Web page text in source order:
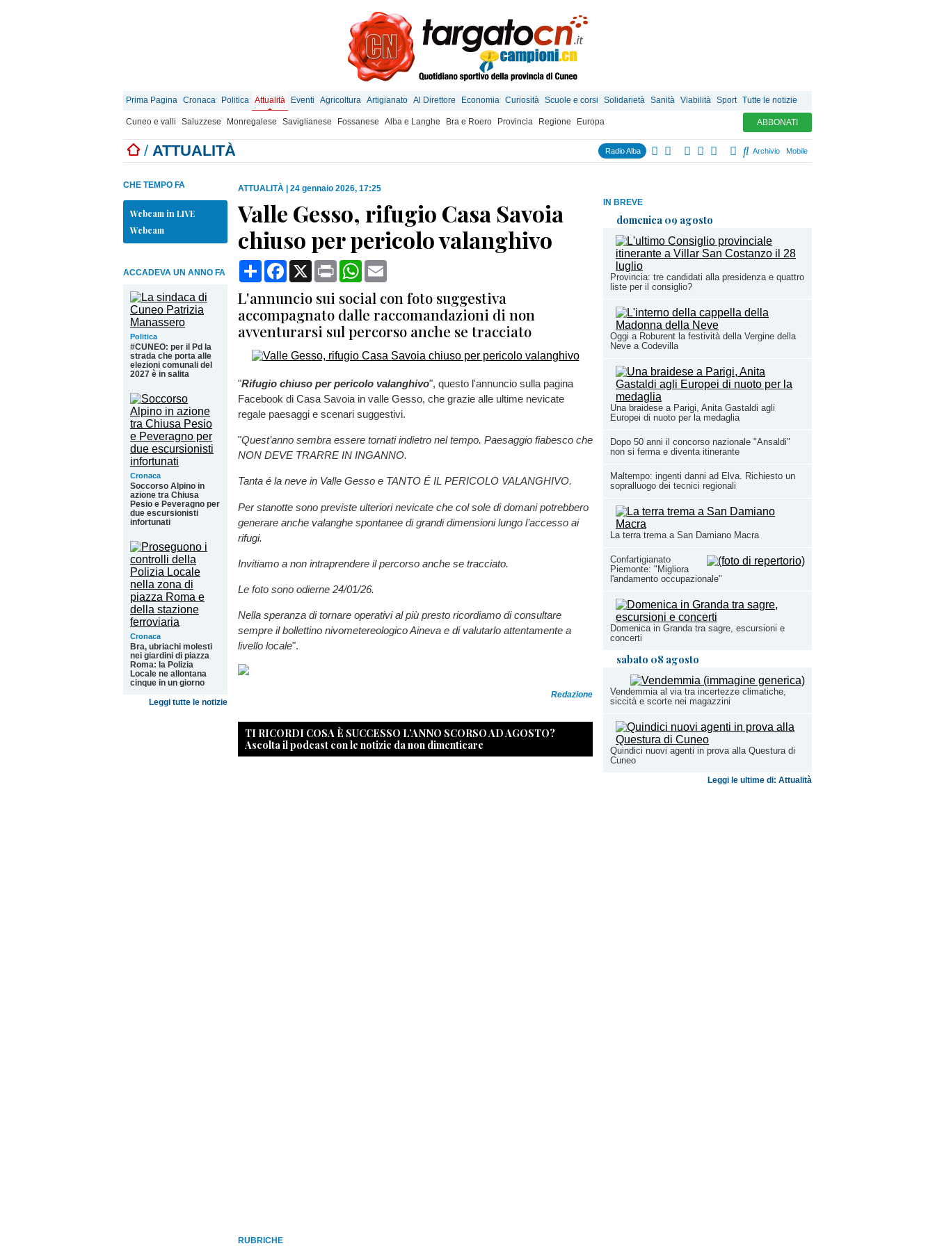
Prima Pagina Cronaca Politica Attualità Eventi Agricoltura Artigianato Al Direttore Economia Curiosità Scuole e corsi Solidarietà Sanità Viabilità Sport Tutte le notizie
Cuneo e valli Saluzzese Monregalese Saviglianese Fossanese Alba e Langhe Bra e Roero Provincia Regione Europa ABBONATI
/ ATTUALITÀ Radio Alba Archivio Mobile
IN BREVE
domenica 09 agosto
Provincia: tre candidati alla presidenza e quattro
liste per il consiglio?
Oggi a Roburent la festività della Vergine della
Neve a Codevilla
Una braidese a Parigi, Anita Gastaldi agli
Europei di nuoto per la medaglia
Dopo 50 anni il concorso nazionale "Ansaldi"
non si ferma e diventa itinerante
Maltempo: ingenti danni ad Elva. Richiesto un
sopralluogo dei tecnici regionali
La terra trema a San Damiano Macra
Confartigianato
Piemonte: "Migliora
l'andamento occupazionale"
Domenica in Granda tra sagre, escursioni e
concerti
sabato 08 agosto
Vendemmia al via tra incertezze climatiche,
siccità e scorte nei magazzini
Quindici nuovi agenti in prova alla Questura di
Cuneo
Leggi le ultime di: Attualità
CHE TEMPO FA
Webcam in LIVE
Webcam
ACCADEVA UN ANNO FA
Politica
#CUNEO: per il Pd la
strada che porta alle
elezioni comunali del
2027 è in salita
Cronaca
Soccorso Alpino in
azione tra Chiusa
Pesio e Peveragno per
due escursionisti
infortunati
Cronaca
Bra, ubriachi molesti
nei giardini di piazza
Roma: la Polizia
Locale ne allontana
cinque in un giorno
Leggi tutte le notizie
ATTUALITÀ 24 gennaio 2026, 17:25
Valle Gesso, rifugio Casa Savoia
chiuso per pericolo valanghivo
CondividiFacebook
X Print WhatsApp
L'annuncio sui social con foto suggestiva
accompagnato dalle raccomandazioni di non
avventurarsi sul percorso anche se tracciato
"Rifugio chiuso per pericolo valanghivo", questo l'annuncio sulla pagina
Facebook di Casa Savoia in valle Gesso, che grazie alle ultime nevicate
regale paesaggi e scenari suggestivi.
"Quest’anno sembra essere tornati indietro nel tempo. Paesaggio fiabesco che
NON DEVE TRARRE IN INGANNO.
Tanta é la neve in Valle Gesso e TANTO É IL PERICOLO VALANGHIVO.
Per stanotte sono previste ulteriori nevicate che col sole di domani potrebbero
generare anche valanghe spontanee di grandi dimensioni lungo l’accesso ai
rifugi.
Invitiamo a non intraprendere il percorso anche se tracciato.
Le foto sono odierne 24/01/26.
Nella speranza di tornare operativi al più presto ricordiamo di consultare
sempre il bollettino nivometereologico Aineva e di valutarlo attentamente a
livello locale".
Redazione
TI RICORDI COSA È SUCCESSO L’ANNO SCORSO AD AGOSTO?
Ascolta il podcast con le notizie da non dimenticare
RUBRICHE